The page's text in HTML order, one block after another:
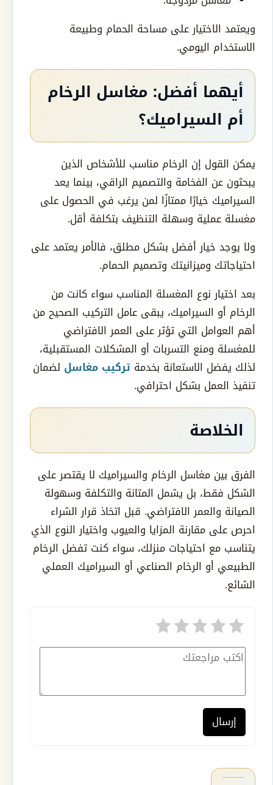
ويعتمد الاختيار على مساحة الحمام وطبيعة
الاستخدام اليومي.
أيهما أفضل: مغاسل الرخام
أم السيراميك؟
يمكن القول إن الرخام مناسب للأشخاص الذين
يبحثون عن الفخامة والتصميم الراقي، بينما يعد
السيراميك خيارًا ممتازًا لمن يرغب في الحصول على
مغسلة عملية وسهلة التنظيف بتكلفة أقل.
ولا يوجد خيار أفضل بشكل مطلق، فالأمر يعتمد على
احتياجاتك وميزانيتك وتصميم الحمام.
بعد اختيار نوع المغسلة المناسب سواء كانت من
الرخام أو السيراميك، يبقى عامل التركيب الصحيح من
أهم العوامل التي تؤثر على العمر الافتراضي
للمغسلة ومنع التسربات أو المشكلات المستقبلية،
لذلك يفضل الاستعانة بخدمة تركيب مغاسل لضمان
تنفيذ العمل بشكل احترافي.
الخلاصة
الفرق بين مغاسل الرخام والسيراميك لا يقتصر على
الشكل فقط، بل يشمل المتانة والتكلفة وسهولة
الصيانة والعمر الافتراضي. قبل اتخاذ قرار الشراء
احرص على مقارنة المزايا والعيوب واختيار النوع الذي
يتناسب مع احتياجات منزلك، سواء كنت تفضل الرخام
الطبيعي أو الرخام الصناعي أو السيراميك العملي
الشائع.
إرسال